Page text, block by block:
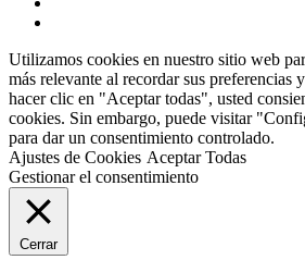
Utilizamos cookies en nuestro sitio web
más relevante al recordar sus preferencias
hacer clic en "Aceptar todas", usted
cookies. Sin embargo, puede visitar
para dar un consentimiento controlado.
Ajustes de Cookies Aceptar Todas
Gestionar el consentimiento
Cerrar